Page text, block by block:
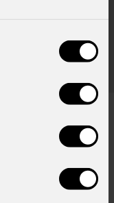
per teste